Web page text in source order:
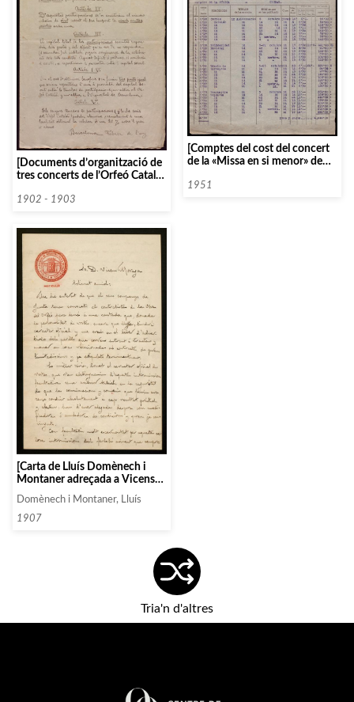
[Documents d’organització de
tres concerts de l’Orfeó Català,
Cantorum de París, celebrats al
1902 - 1903
[Comptes del cost del concert
de la «Missa en si menor» de
1951
[Carta de Lluís Domènech i
Montaner adreçada a Vicens
contractistes de les obres del
Palau de la Música]
Domènech i Montaner, Lluís
1907
Tria'n d'altres